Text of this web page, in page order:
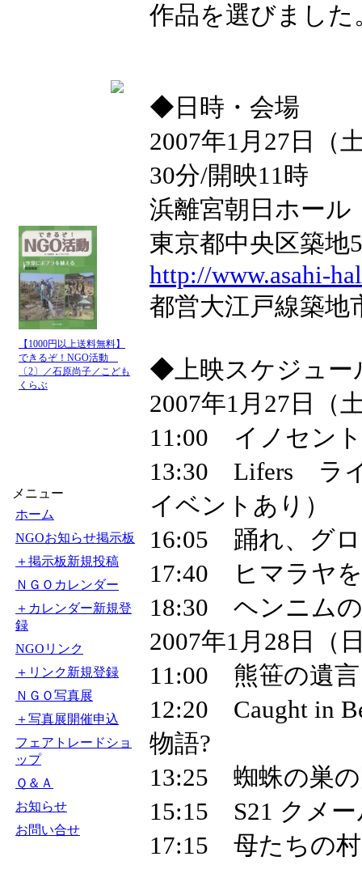
【1000円以上送料無料】
できるぞ！NGO活動
〔2〕／石原尚子／こども
くらぶ
メニュー
ホーム
NGOお知らせ掲示板
＋掲示板新規投稿
ＮＧＯカレンダー
＋カレンダー新規登
録
NGOリンク
＋リンク新規登録
ＮＧＯ写真展
＋写真展開催申込
フェアトレードショ
ップ
Ｑ＆Ａ
お知らせ
お問い合せ
作品を選びました
◆日時・会場
2007年1月27日（
30分/開映11時
浜離宮朝日ホール
東京都中央区築
http://www.asahi-
都営大江戸線築地
◆上映スケジュー
2007年1月27日（
11:00 イノセント
13:30 Lifers ラ
イベントあり）
16:05 踊れ、グ
17:40 ヒマラヤ
18:30 ヘンニムの
2007年1月28日（
11:00 熊笹の遺言
12:20 Caught in
物語?
13:25 蜘蛛の巣
15:15 S21 クメ
17:15 母たちの村